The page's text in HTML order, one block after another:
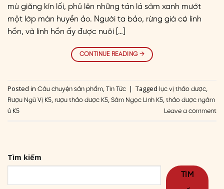
mù giăng kín lối, phủ lên những tán lá sâm xanh mướt
một lớp màn huyền ảo. Người ta bảo, rừng già có linh
hồn, và linh hồn ấy được nuôi […]
CONTINUE READING →
Posted in Câu chuyện sản phẩm, Tin Tức | Tagged lục vị thảo dược,
Rượu Ngũ Vị K5, rượu thảo dược K5, Sâm Ngọc Linh K5, thảo dược ngâm
ủ K5
Leave a comment
Tìm kiếm
TÌM